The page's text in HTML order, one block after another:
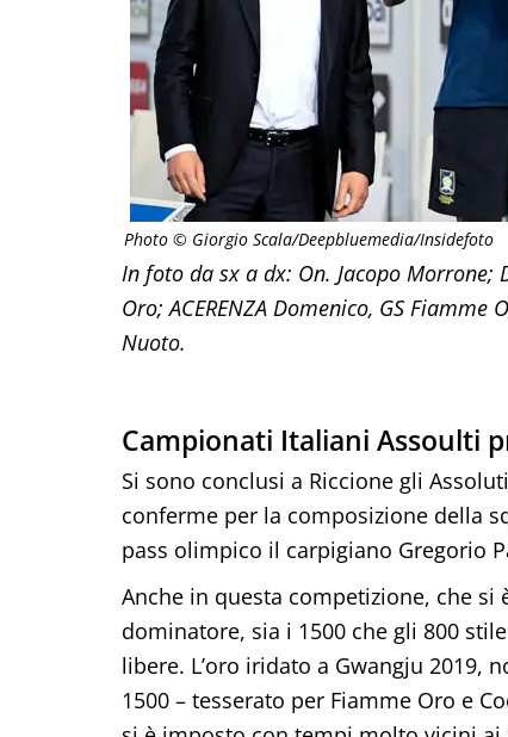
Photo © Giorgio Scala/Deepbluemedia/Insidefoto
In foto da sx a dx: On. Jacopo Morrone;
Oro; ACERENZA Domenico, GS
Nuoto.
Campionati Italiani Assoulti
Si sono conclusi a Riccione gli
conferme per la composizione della
pass olimpico il carpigiano Gregorio
Anche in questa competizione, che
dominatore, sia i 1500 che gli 800
libere. L’oro iridato a Gwangju
1500 – tesserato per Fiamme Oro e